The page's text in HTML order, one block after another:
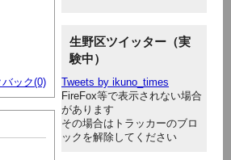
生野区ツイッター（実
験中）
Tweets by ikuno_times
FireFox等で表示されない場合
があります
その場合はトラッカーのブロ
ックを解除してください
バック(0)